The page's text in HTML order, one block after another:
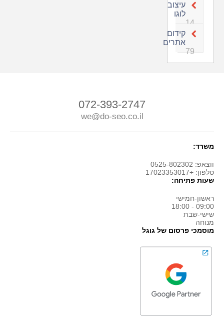
עיצוב
לוגו
14
קידום
אתרים
79
072-393-2747
we@do-seo.co.il
משרד:
ווצאפ: 0525-802302
טלפון: +17023353017
שעות פתיחה:
ראשון-חמישי
09:00 - 18:00
שישי-שבת
מנוחה
מוסמכי פרסום של גוגל